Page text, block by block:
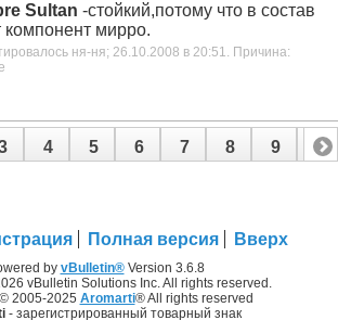
Sultan -стойкий,потому что в состав
мирро.
ня-ня; 26.10.2008 в 20:51
Причина:
4 5 6 7 8 9 10
Полная версия Вверх
by vBulletin®Version 3.6.8
vBulletin Solutions Inc. All rights reserved.
2005-2025 Aromarti® All rights reserved
- зарегистрированный товарный знак